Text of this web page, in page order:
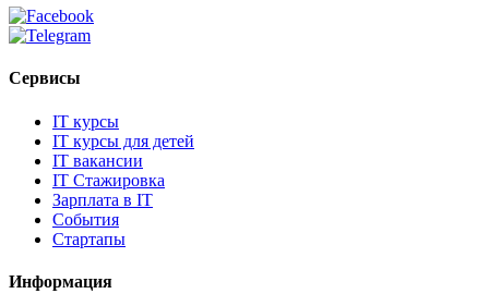
Сервисы
IT курсы
IT курсы для детей
IT вакансии
IT Стажировка
Зарплата в IT
События
Стартапы
Информация